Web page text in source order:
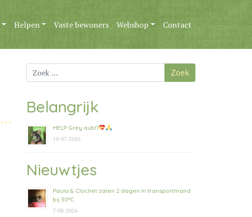
Helpen Vaste bewoners Webshop Contact
Zoek
naar:
Belangrijk
HELP Grey aub!?
19-07-2026
Nieuwtjes
Paula & Clochet zaten 2 dagen in transportmand
bij 30°C
7-08-2026